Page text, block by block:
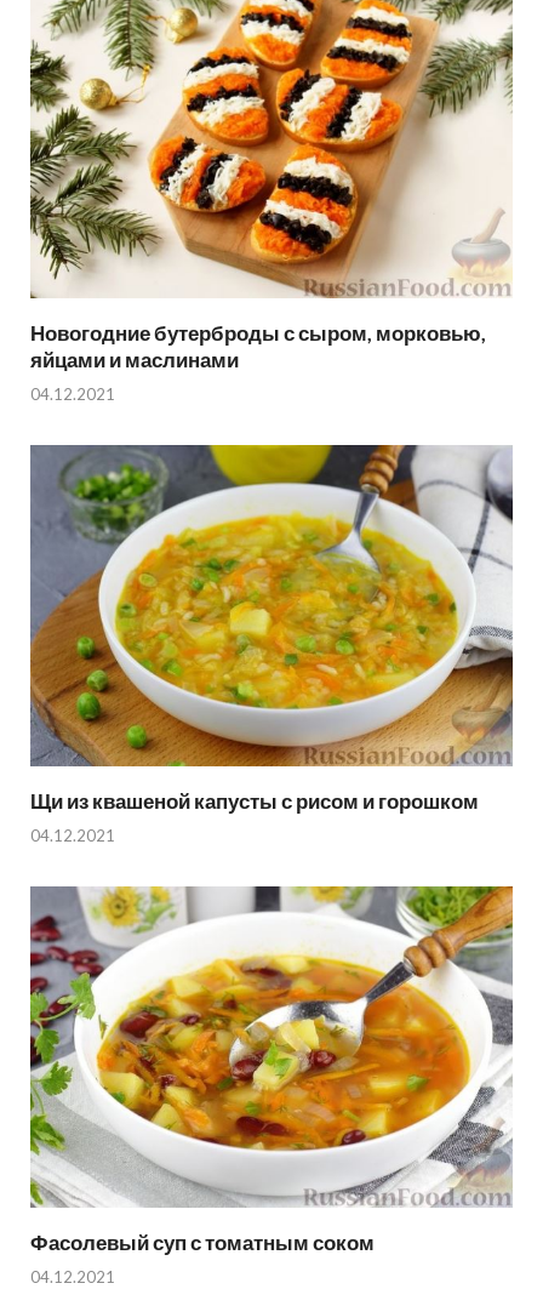
Новогодние бутерброды с сыром, морковью,
яйцами и маслинами
04.12.2021
Щи из квашеной капусты с рисом и горошком
04.12.2021
Фасолевый суп с томатным соком
04.12.2021